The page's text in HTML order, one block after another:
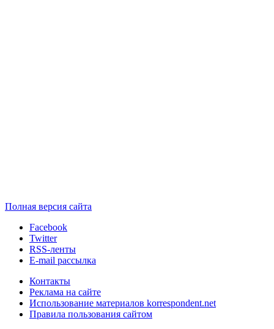
Полная версия сайта
Facebook
Twitter
RSS-ленты
E-mail рассылка
Контакты
Реклама на сайте
Использование материалов korrespondent.net
Правила пользования сайтом